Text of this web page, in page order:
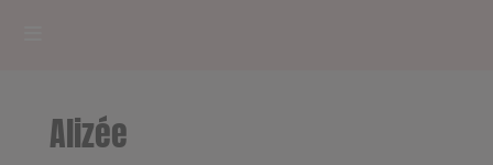
RADIOPLAYER
Alizée